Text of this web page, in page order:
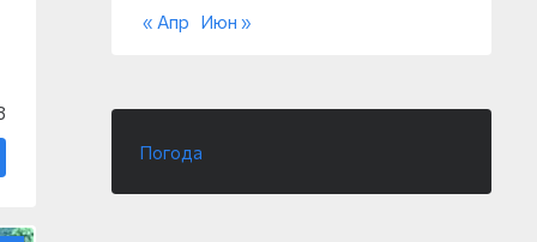
« Апр Июн »
Погода